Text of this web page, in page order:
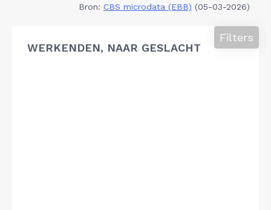
Bron: CBS microdata (EBB) (05-03-2026)
WERKENDEN, NAAR GESLACHT
Filters